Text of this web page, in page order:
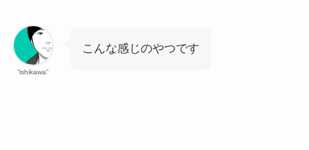
“ishikawa”
こんな感じのやつです